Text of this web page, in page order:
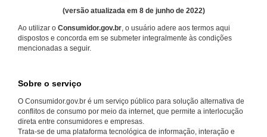
(versão atualizada em 8 de junho de 2022)
Ao utilizar o Consumidor.gov.br, o usuário adere aos termos aqui
dispostos e concorda em se submeter integralmente às condições
mencionadas a seguir.
Sobre o serviço
O Consumidor.gov.br é um serviço público para solução alternativa de
conflitos de consumo por meio da internet, que permite a interlocução
direta entre consumidores e empresas.
Trata-se de uma plataforma tecnológica de informação, interação e